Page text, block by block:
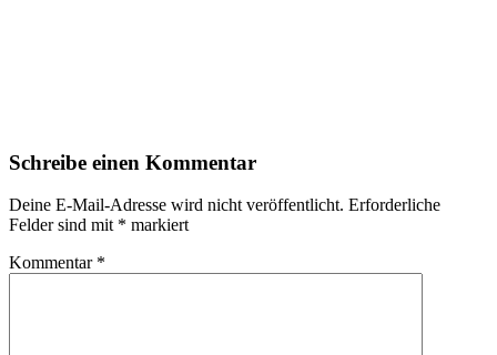
Schreibe einen Kommentar
Deine E-Mail-Adresse wird nicht veröffentlicht. Erforderliche
Felder sind mit * markiert
Kommentar *